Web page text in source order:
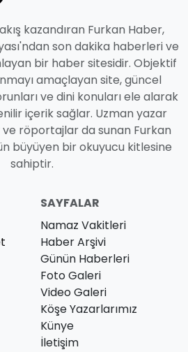
kazandıran Furkan Haber,
son dakika haberleri ve
bir haber sitesidir. Objektif
amaçlayan site, güncel
ve dini konuları ele alarak
içerik sağlar. Uzman yazar
röportajlar da sunan Furkan
büyüyen bir okuyucu kitlesine
sahiptir.
SAYFALAR
Namaz Vakitleri
Haber Arşivi
Günün Haberleri
Foto Galeri
Video Galeri
Köşe Yazarlarımız
Künye
İletişim